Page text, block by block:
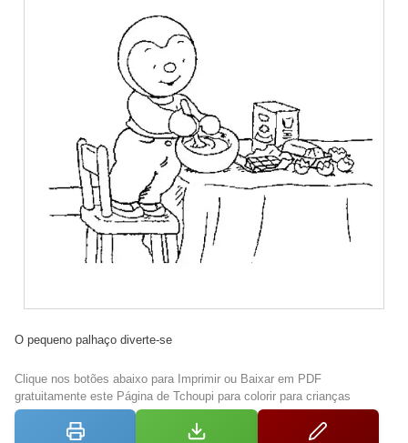
O pequeno palhaço diverte-se
Clique nos botões abaixo para Imprimir ou Baixar em PDF
gratuitamente este Página de Tchoupi para colorir para crianças